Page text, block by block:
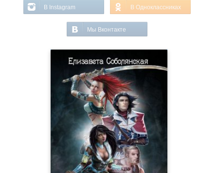
В Instagram В Одноклассниках
Мы Вконтакте